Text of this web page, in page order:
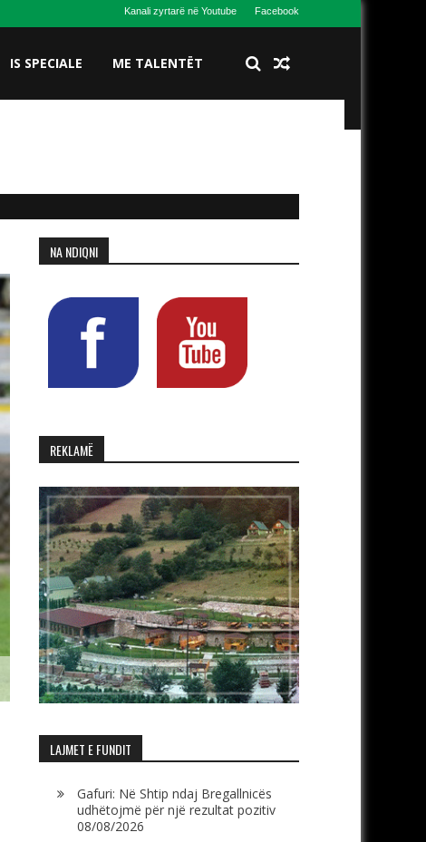
Kanali zyrtarë në Youtube Facebook
IS SPECIALE ME TALENTËT
NA NDIQNI
REKLAMË
LAJMET E FUNDIT
Gafuri: Në Shtip ndaj Bregallnicës
udhëtojmë për një rezultat pozitiv
08/08/2026